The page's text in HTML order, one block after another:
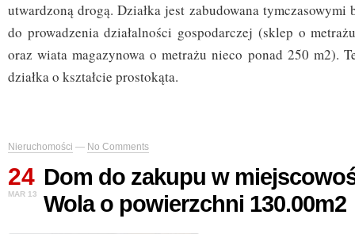
utwardzoną drogą. Działka jest zabudowana tymczasowymi
do prowadzenia działalności gospodarczej (sklep o
oraz wiata magazynowa o metrażu nieco ponad 250 m2).
działka o kształcie prostokąta.
Nieruchomości — No Comments
24
MAR 13
Dom do zakupu w
Wola o powierzchni 130.00m2